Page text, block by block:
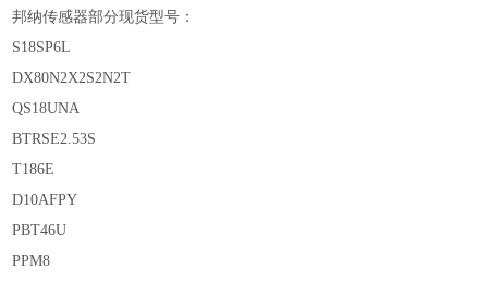
邦纳传感器部分现货型号：
S18SP6L
DX80N2X2S2N2T
QS18UNA
BTRSE2.53S
T186E
D10AFPY
PBT46U
PPM8